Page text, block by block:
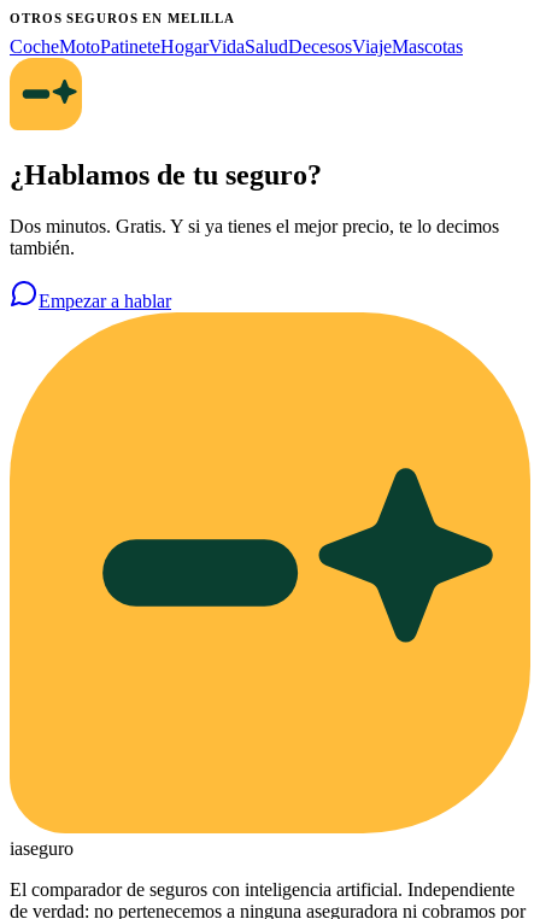
OTROS SEGUROSEN MELILLA
CocheMotoPatineteHogarVidaSaludDecesosViajeMascotas
¿Hablamos de tu seguro?
Dos minutos. Gratis. Y si ya tienes el mejor precio, te lo decimos
también.
Empezar a hablar
iaseguro
El comparador de seguros con inteligencia artificial. Independiente
de verdad: no pertenecemos a ninguna aseguradora ni cobramos por